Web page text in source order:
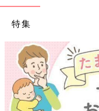
特集